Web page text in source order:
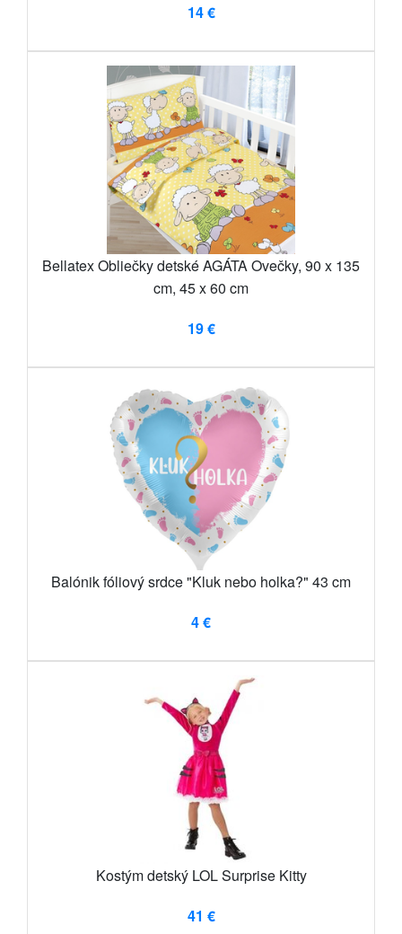
14 €
Bellatex Obliečky detské AGÁTA Ovečky, 90 x 135
cm, 45 x 60 cm
19 €
Balónik fóliový srdce "Kluk nebo holka?" 43 cm
4 €
Kostým detský LOL Surprise Kitty
41 €